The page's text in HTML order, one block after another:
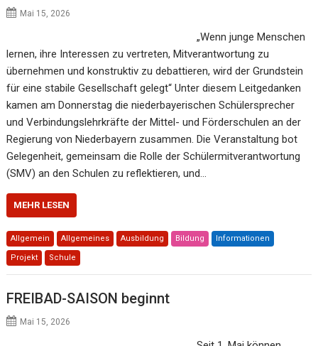
Mai 15, 2026
„Wenn junge Menschen
lernen, ihre Interessen zu vertreten, Mitverantwortung zu
übernehmen und konstruktiv zu debattieren, wird der Grundstein
für eine stabile Gesellschaft gelegt“ Unter diesem Leitgedanken
kamen am Donnerstag die niederbayerischen Schülersprecher
und Verbindungslehrkräfte der Mittel- und Förderschulen an der
Regierung von Niederbayern zusammen. Die Veranstaltung bot
Gelegenheit, gemeinsam die Rolle der Schülermitverantwortung
(SMV) an den Schulen zu reflektieren, und…
MEHR LESEN
Allgemein Allgemeines Ausbildung Bildung Informationen
Projekt Schule
FREIBAD-SAISON beginnt
Mai 15, 2026